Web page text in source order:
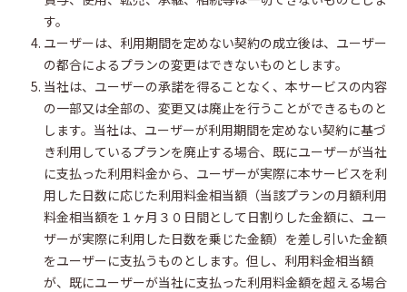
す。
ユーザーは、利用期間を定めない契約の成立後は、ユーザー
の都合によるプランの変更はできないものとします。
当社は、ユーザーの承諾を得ることなく、本サービスの内容
の一部又は全部の、変更又は廃止を行うことができるものと
します。当社は、ユーザーが利用期間を定めない契約に基づ
き利用しているプランを廃止する場合、既にユーザーが当社
に支払った利用料金から、ユーザーが実際に本サービスを利
用した日数に応じた利用料金相当額（当該プランの月額利用
料金相当額を１ヶ月３０日間として日割りした金額に、ユー
ザーが実際に利用した日数を乗じた金額）を差し引いた金額
をユーザーに支払うものとします。但し、利用料金相当額
が、既にユーザーが当社に支払った利用料金額を超える場合